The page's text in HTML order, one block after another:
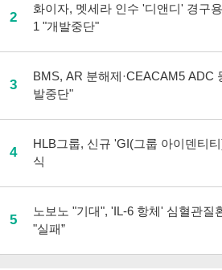
2
화이자, 멧세라 인수 '디앤디' 경구
1 "개발중단"
3
BMS, AR 분해제·CEACAM5 ADC
발중단"
4
HLB그룹, 신규 'GI(그룹 아이덴티
식
5
노보노 "기대", 'IL-6 항체' 심혈관질
"실패”